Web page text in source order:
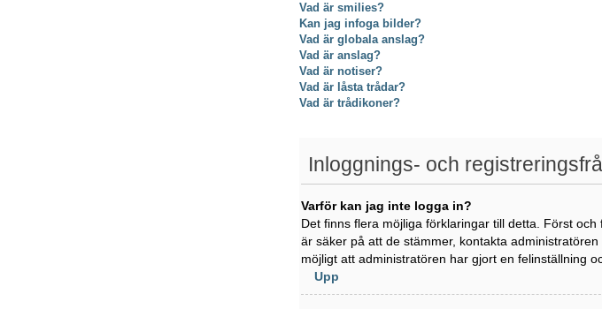
Vad är smilies?
Kan jag infoga bilder?
Vad är globala anslag?
Vad är anslag?
Vad är notiser?
Vad är låsta trådar?
Vad är trådikoner?
Inloggnings- och
Varför kan jag inte logga in?
Det finns flera möjliga förklaringar till detta. Först
är säker på att de stämmer, kontakta
möjligt att administratören har gjort en felinställning
Upp